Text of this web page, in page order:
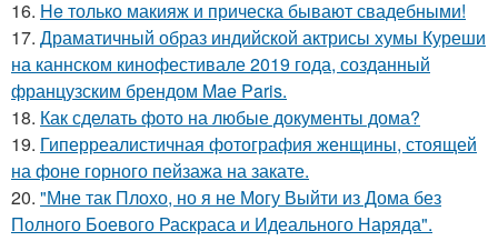
16. He только макияж и прическа бывают свадебными!
17. Драматичный образ индийской актрисы хумы Куреши
на каннском кинофестивале 2019 года, созданный
французским брендом Mae Paris.
18. Как сделать фото на любые документы дома?
19. Гиперреалистичная фотография женщины, стоящей
на фоне горного пейзажа на закате.
20. "Мне так Плохо, но я не Могу Выйти из Дома без
Полного Боевого Раскраса и Идеального Наряда".